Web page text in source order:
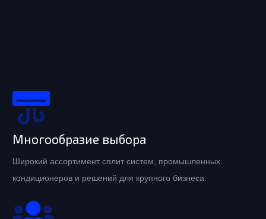
Многообразие выбора
Широкий ассортимент сплит систем, промышленных
кондиционеров и решений для крупного бизнеса.